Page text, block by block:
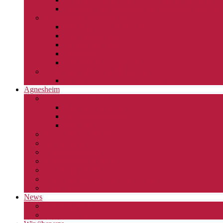
Agnesheim
News